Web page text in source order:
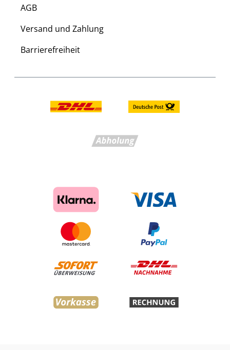
AGB
Versand und Zahlung
Barrierefreiheit